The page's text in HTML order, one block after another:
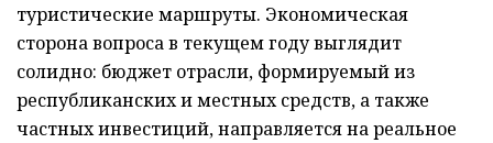
туристические маршруты. Экономическая
сторона вопроса в текущем году выглядит
солидно: бюджет отрасли, формируемый из
республиканских и местных средств, а также
частных инвестиций, направляется на реальное